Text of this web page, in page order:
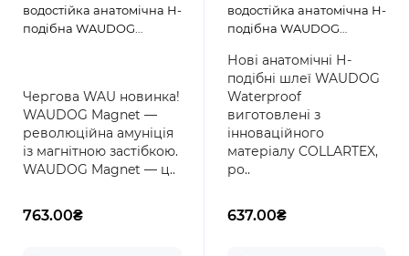
водостійка анатомічна Н-
подібна WAUDOG
Чергова WAU новинка!
WAUDOG Magnet —
революційна амуніція
із магнітною застібкою.
WAUDOG Magnet — ц..
763.00₴
водостійка анатомічна Н-
подібна WAUDOG
паспортом, пластикова
пряжка-фастекс,
червона
Нові анатомічні Н-
подібні шлеї WAUDOG
Waterproof
виготовлені з
інноваційного
матеріалу COLLARTEX,
ро..
637.00₴